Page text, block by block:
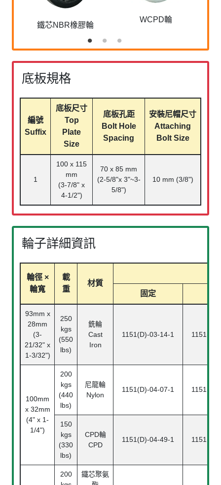
鐵芯NBR橡膠輪
WCPD輪
底板規格
編號
Suffix
底板尺寸
Top
Plate
Size
底板孔距
Bolt Hole
Spacing
安裝尼帽尺寸
Attaching
Bolt Size
1
100 x 115
mm
(3-7/8" x
4-1/2")
70 x 85 mm
(2-5/8"x 3"~3-
5/8")
10 mm (3/8")
輪子詳細資訊
輪徑 ×
輪寬
載
重
材質
固定
93mm x
28mm
(3-
21/32" x
1-3/32")
250
kgs
(550
lbs)
銑輪
Cast
Iron
1151(D)-03-14-1
100mm
x 32mm
(4" x 1-
1/4")
200
kgs
(440
lbs)
尼龍輪
Nylon
1151(D)-04-07-1
150
kgs
(330
lbs)
CPD輪
CPD
1151(D)-04-49-1
200
鐵芯聚氨